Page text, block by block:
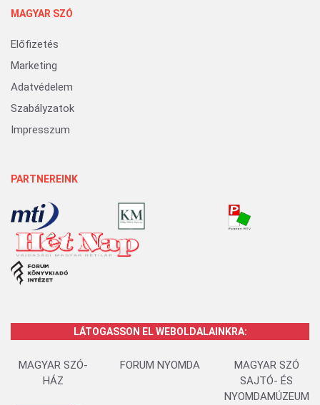
MAGYAR SZÓ
Előfizetés
Marketing
Adatvédelem
Szabályzatok
Impresszum
PARTNEREINK
LÁTOGASSON EL WEBOLDALAINKRA:
MAGYAR SZÓ-
HÁZ
FORUM NYOMDA
MAGYAR SZÓ
SAJTÓ- ÉS
NYOMDAMÚZEUM